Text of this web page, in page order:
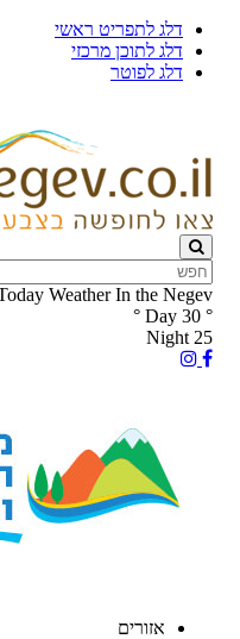
דלג לתפריט ראשי
דלג לתוכן מרכזי
דלג לפוטר
Weather In the Negev
°
30
Day
°
25
Night
עקבועקבו
אזורים